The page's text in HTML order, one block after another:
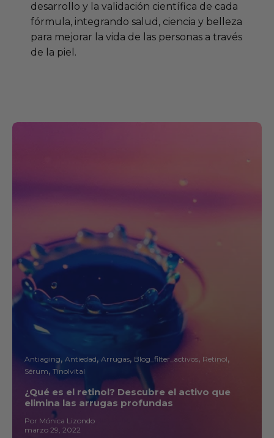
desarrollo y la validación científica de cada
fórmula, integrando salud, ciencia y belleza
para mejorar la vida de las personas a través
de la piel.
Antiaging Antiedad Arrugas Blog_filter_activos Retinol
Sérum Tinolvital
¿Qué es el retinol? Descubre el activo que
elimina las arrugas profundas
Por Mónica Lizondo
marzo 29, 2022